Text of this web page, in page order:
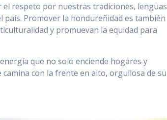
respeto por nuestras tradiciones, lenguas
país. Promover la hondureñidad es también
y promuevan la equidad para
que no solo enciende hogares y
con la frente en alto, orgullosa de su